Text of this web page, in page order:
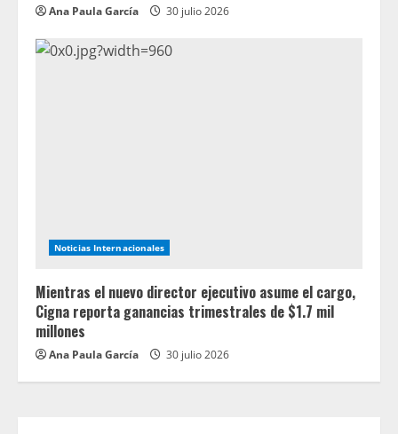
Ana Paula García 30 julio 2026
Noticias Internacionales
Mientras el nuevo director ejecutivo asume el cargo,
Cigna reporta ganancias trimestrales de $1.7 mil
millones
Ana Paula García 30 julio 2026